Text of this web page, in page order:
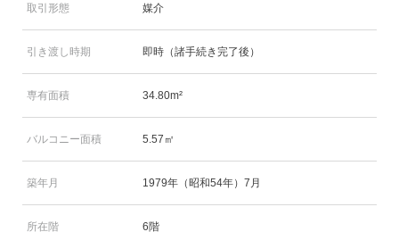
取引形態 媒介
引き渡し時期 即時（諸手続き完了後）
専有面積 34.80m²
バルコニー面積 5.57㎡
築年月 1979年（昭和54年）7月
所在階 6階